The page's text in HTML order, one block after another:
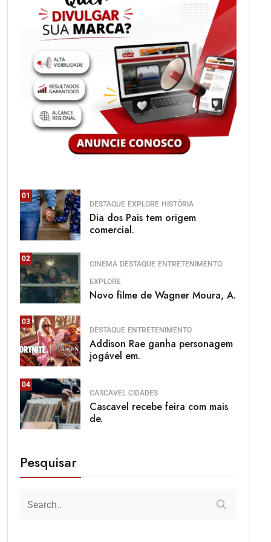
01
DESTAQUE EXPLORE HISTÓRIA
Dia dos Pais tem origem
comercial.
02
CINEMA DESTAQUE ENTRETENIMENTO
EXPLORE
Novo filme de Wagner Moura, A.
03
DESTAQUE ENTRETENIMENTO
Addison Rae ganha personagem
jogável em.
04
CASCAVEL CIDADES
Cascavel recebe feira com mais
de.
Pesquisar